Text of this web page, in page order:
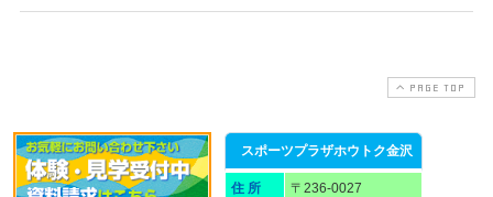
PAGE TOP
スポーツプラザホウトク金沢
住 所
〒236-0027